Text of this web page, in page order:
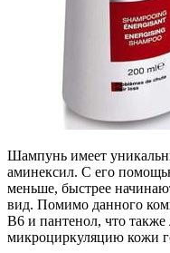
Шампунь имеет
аминексил. С его
меньше, быстрее
вид. Помимо данного
В6 и пантенол, что
микроциркуляцию кожи